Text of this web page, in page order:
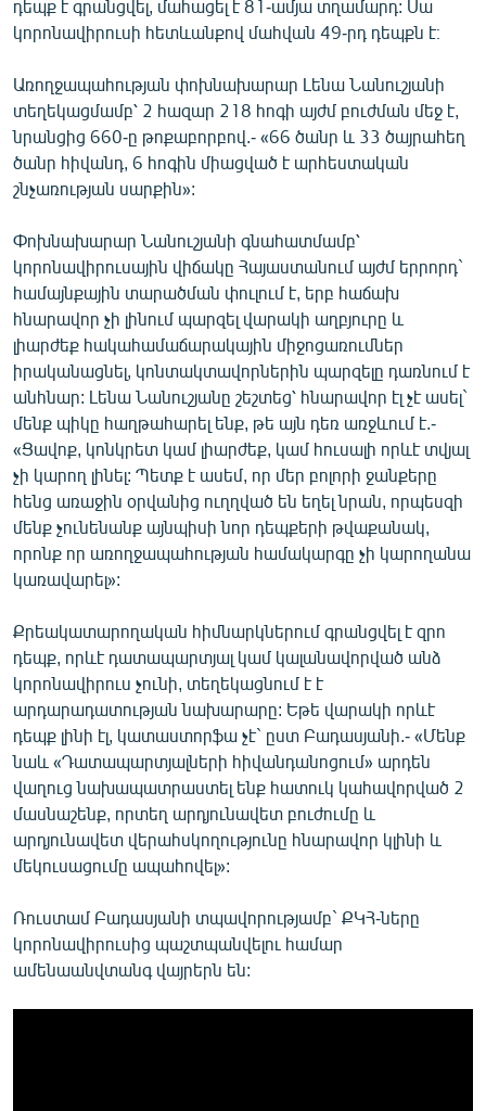
դեպք է գրանցվել, մահացել է 81-ամյա տղամարդ: Սա
կորոնավիրուսի հետևանքով մահվան 49-րդ դեպքն է։
Առողջապահության փոխնախարար Լենա Նանուշյանի
տեղեկացմամբ՝ 2 հազար 218 հոգի այժմ բուժման մեջ է,
նրանցից 660-ը թոքաբորբով.- «66 ծանր և 33 ծայրահեղ
ծանր հիվանդ, 6 հոգին միացված է արհեստական
շնչառության սարքին»:
Փոխնախարար Նանուշյանի գնահատմամբ՝
կորոնավիրուսային վիճակը Հայաստանում այժմ երրորդ`
համայնքային տարածման փուլում է, երբ հաճախ
հնարավոր չի լինում պարզել վարակի աղբյուրը և
լիարժեք հակահամաճարակային միջոցառումներ
իրականացնել, կոնտակտավորներին պարզելը դառնում է
անհնար: Լենա Նանուշյանը շեշտեց՝ հնարավոր էլ չէ ասել`
մենք պիկը հաղթահարել ենք, թե այն դեռ առջևում է.-
«Ցավոք, կոնկրետ կամ լիարժեք, կամ հուսալի որևէ տվյալ
չի կարող լինել: Պետք է ասեմ, որ մեր բոլորի ջանքերը
հենց առաջին օրվանից ուղղված են եղել նրան, որպեսզի
մենք չունենանք այնպիսի նոր դեպքերի թվաքանակ,
որոնք որ առողջապահության համակարգը չի կարողանա
կառավարել»:
Քրեակատարողական հիմնարկներում գրանցվել է զրո
դեպք, որևէ դատապարտյալ կամ կալանավորված անձ
կորոնավիրուս չունի, տեղեկացնում է է
արդարադատության նախարարը: Եթե վարակի որևէ
դեպք լինի էլ, կատաստորֆա չէ` ըստ Բադասյանի.- «Մենք
նաև «Դատապարտյալների հիվանդանոցում» արդեն
վաղուց նախապատրաստել ենք հատուկ կահավորված 2
մասնաշենք, որտեղ արդյունավետ բուժումը և
արդյունավետ վերահսկողությունը հնարավոր կլինի և
մեկուսացումը ապահովել»:
Ռուստամ Բադասյանի տպավորությամբ` ՔԿՀ-ները
կորոնավիրուսից պաշտպանվելու համար
ամենաանվտանգ վայրերն են: